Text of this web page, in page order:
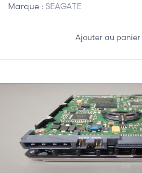
Marque : SEAGATE
Ajouter au panier